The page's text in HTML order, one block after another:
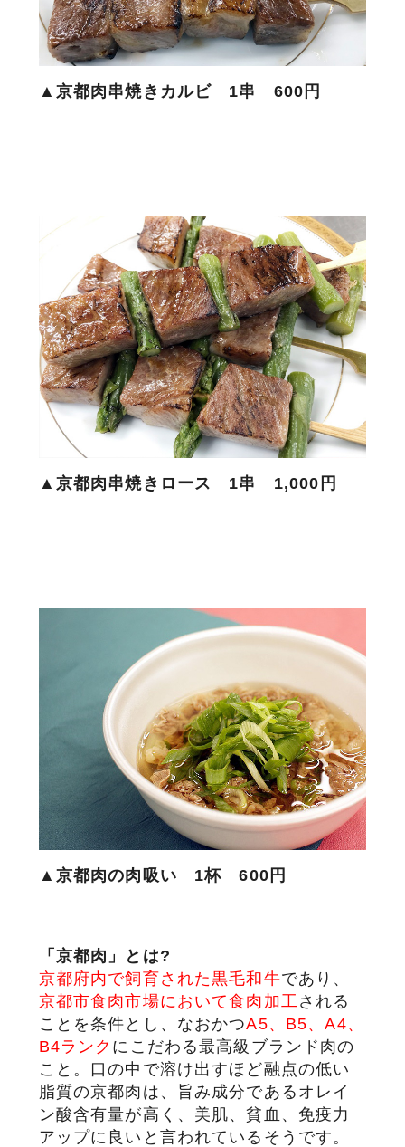
▲京都肉串焼きカルビ 1串 600円
▲京都肉串焼きロース 1串 1,000円
▲京都肉の肉吸い 1杯 600円
「京都肉」とは?
京都府内で飼育された黒毛和牛であり、
京都市食肉市場において食肉加工 される
ことを条件とし、なおかつA5、B5、A4、
B4ランク にこだわる最高級ブランド肉の
こと。口の中で溶け出すほど融点の低い
脂質の京都肉は、旨み成分であるオレイ
ン酸含有量が高く、美肌、貧血、免疫力
アップに良いと言われているそうです。